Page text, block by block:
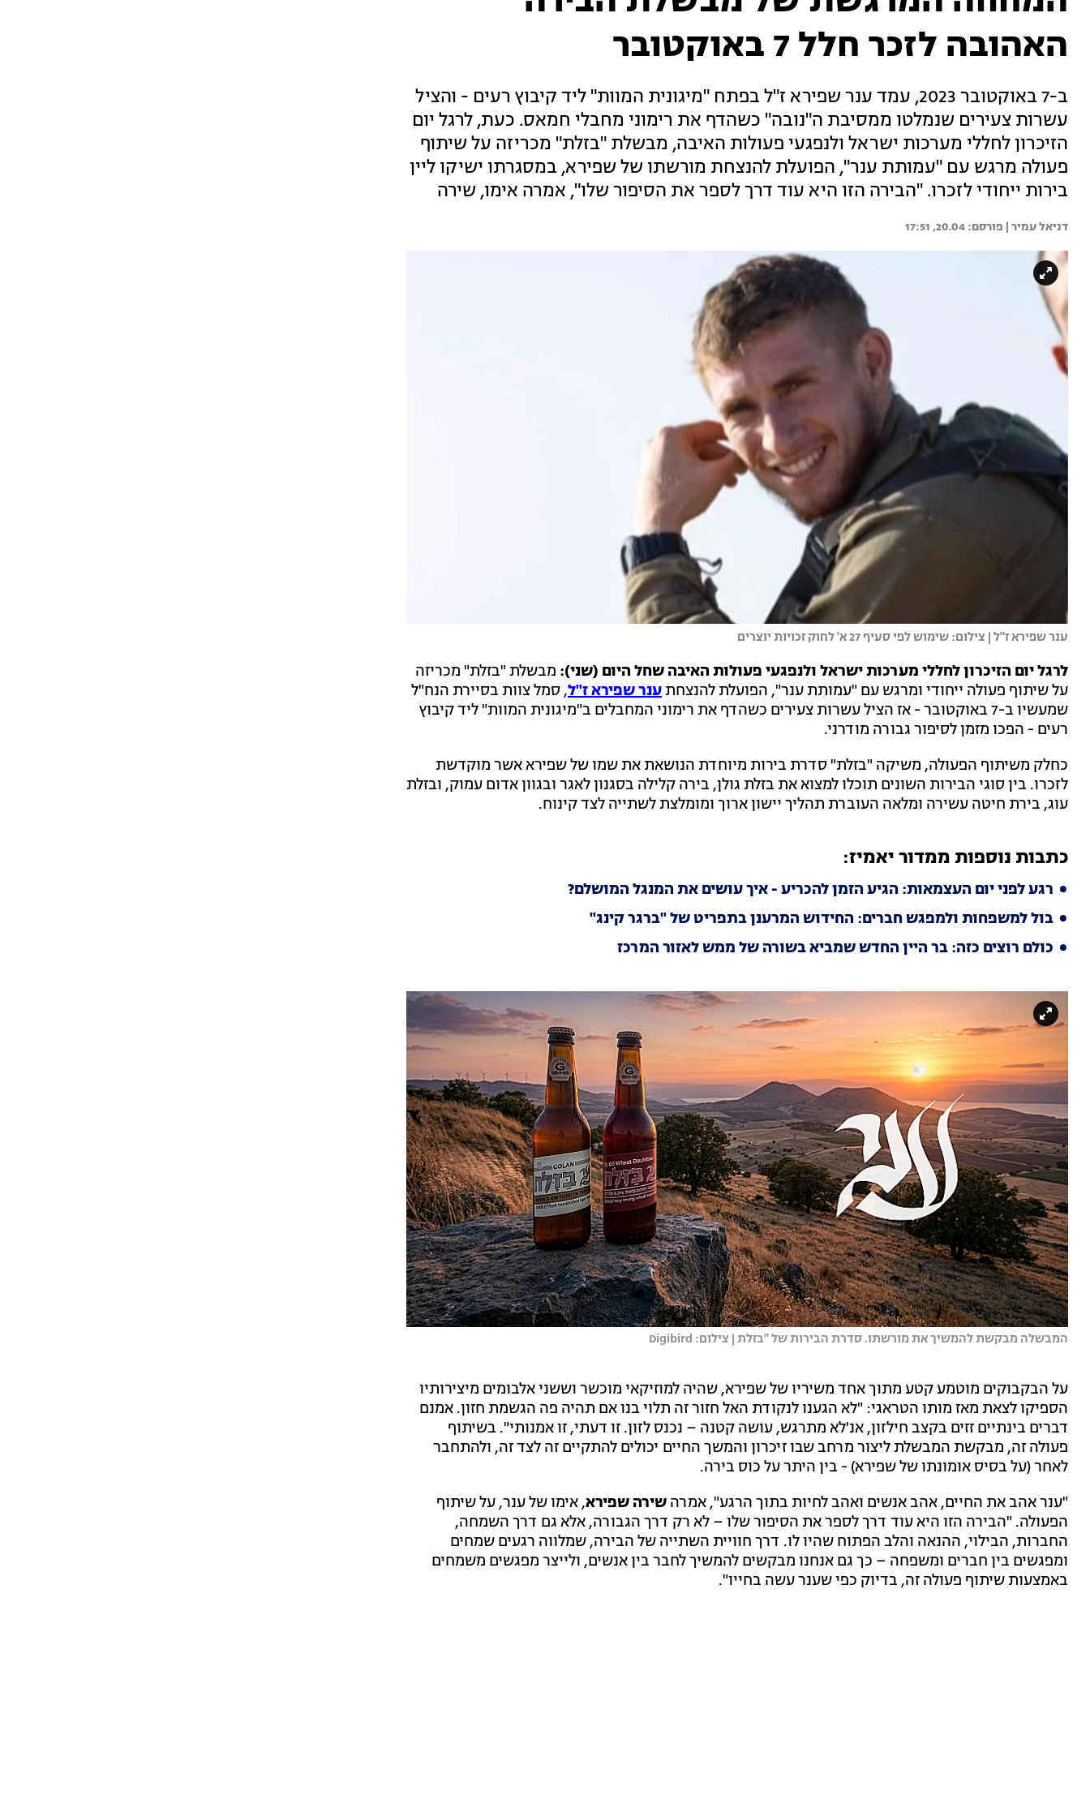
האהובה לזכר חלל 7 באוקטובר
ב-7 באוקטובר 2023, עמד ענר שפירא ז"ל בפתח "מיגונית המוות" ליד קיבוץ רעים - והציל
עשרות צעירים שנמלטו ממסיבת ה"נובה" כשהדף את רימוני מחבלי חמאס. כעת, לרגל יום
הזיכרון לחללי מערכות ישראל ולנפגעי פעולות האיבה, מבשלת "בזלת" מכריזה על שיתוף
פעולה מרגש עם "עמותת ענר", הפועלת להנצחת מורשתו של שפירא, במסגרתו ישיקו ליין
בירות ייחודי לזכרו. "הבירה הזו היא עוד דרך לספר את הסיפור שלו", אמרה אימו, שירה
דניאל עמיר | 20.04, 17:51
ענר שפירא ז"ל | צילום: שימוש לפי סעיף 27 א' לחוק זכויות יוצרים
לרגל יום הזיכרון לחללי מערכות ישראל ולנפגעי פעולות האיבה שחל היום (שני): מבשלת "בזלת" מכריזה
על שיתוף פעולה ייחודי ומרגש עם "עמותת ענר", הפועלת להנצחת ענר שפירא ז"ל, סמל צוות בסיירת הנח"ל
שמעשיו ב-7 באוקטובר - אז הציל עשרות צעירים כשהדף את רימוני המחבלים ב"מיגונית המוות" ליד קיבוץ
רעים - הפכו מזמן לסיפור גבורה מודרני.
כחלק משיתוף הפעולה, משיקה "בזלת" סדרת בירות מיוחדת הנושאת את שמו של שפירא אשר מוקדשת
לזכרו. בין סוגי הבירות השונים תוכלו למצוא את בזלת גולן, בירה קלילה בסגנון לאגר ובגוון אדום עמוק, ובזלת
עוג, בירת חיטה עשירה ומלאה העוברת תהליך יישון ארוך ומומלצת לשתייה לצד קינוח.
כתבות נוספות ממדור יאמיז:
רגע לפני יום העצמאות: הגיע הזמן להכריע - איך עושים את המנגל המושלם?
בול למשפחות ולמפגש חברים: החידוש המרענן בתפריט של "ברגר קינג"
כולם רוצים כזה: בר היין החדש שמביא בשורה של ממש לאזור המרכז
המבשלה מבקשת להמשיך את מורשתו. סדרת הבירות של "בזלת | צילום: Digibird
על הבקבוקים מוטמע קטע מתוך אחד משיריו של שפירא, שהיה למוזיקאי מוכשר וששני אלבומים מיצירותיו
הספיקו לצאת מאז מותו הטראגי: "לא הגענו לנקודת האל חזור זה תלוי בנו אם תהיה פה הגשמת חזון. אמנם
דברים בינתיים זזים בקצב חילזון, אנ'לא מתרגש, עושה קטנה – נכנס לזון. זו דעתי, זו אמנותי". בשיתוף
פעולה זה, מבקשת המבשלת ליצור מרחב שבו זיכרון והמשך החיים יכולים להתקיים זה לצד זה, ולהתחבר
לאחר (על בסיס אומונתו של שפירא) - בין היתר על כוס בירה.
"ענר אהב את החיים, אהב אנשים ואהב לחיות בתוך הרגע", אמרה שירה שפירא, אימו של ענר, על שיתוף
הפעולה. "הבירה הזו היא עוד דרך לספר את הסיפור שלו – לא רק דרך הגבורה, אלא גם דרך השמחה,
החברות, הבילוי, ההנאה והלב הפתוח שהיו לו. דרך חוויית השתייה של הבירה, שמלווה רגעים שמחים
ומפגשים בין חברים ומשפחה – כך גם אנחנו מבקשים להמשיך לחבר בין אנשים, ולייצר מפגשים משמחים
באמצעות שיתוף פעולה זה, בדיוק כפי שענר עשה בחייו".